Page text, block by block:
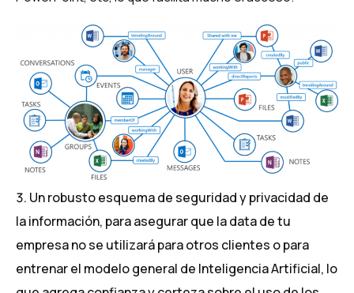
Un robusto esquema de seguridad y privacidad de
la información, para asegurar que la data de tu
empresa no se utilizará para otros clientes o para
entrenar el modelo general de Inteligencia Artificial, lo